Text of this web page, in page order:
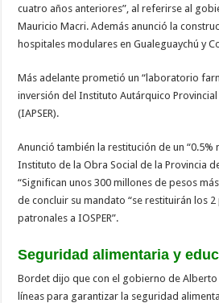
cuatro años anteriores”, al referirse al
Mauricio Macri. Además anunció la
hospitales modulares en Gualeguaychú y
Más adelante prometió un “laboratorio
inversión del Instituto Autárquico
(IAPSER).
Anunció también la restitución de un
Instituto de la Obra Social de la Provincia de
“Significan unos 300 millones de pesos
de concluir su mandato “se restituirán los
patronales a IOSPER”.
Seguridad alimentaria y
Bordet dijo que con el gobierno de Alberto
líneas para garantizar la seguridad